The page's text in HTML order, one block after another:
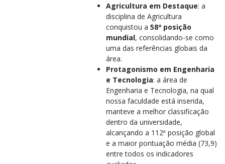
Agricultura em Destaque: a
disciplina de Agricultura
conquistou a 58ª posição
mundial, consolidando-se como
uma das referências globais da
área.
Protagonismo em Engenharia
e Tecnologia: a área de
Engenharia e Tecnologia, na qual
nossa faculdade está inserida,
manteve a melhor classificação
dentro da universidade,
alcançando a 112ª posição global
e a maior pontuação média (73,9)
entre todos os indicadores